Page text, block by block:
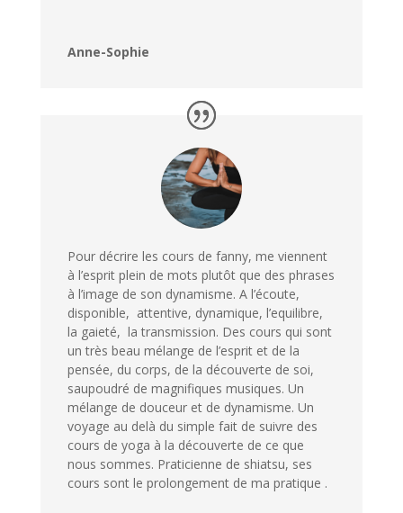
Anne-Sophie
Pour décrire les cours de fanny, me viennent
à l’esprit plein de mots plutôt que des phrases
à l’image de son dynamisme. A l’écoute,
disponible, attentive, dynamique, l’equilibre,
la gaieté, la transmission. Des cours qui sont
un très beau mélange de l’esprit et de la
pensée, du corps, de la découverte de soi,
saupoudré de magnifiques musiques. Un
mélange de douceur et de dynamisme. Un
voyage au delà du simple fait de suivre des
cours de yoga à la découverte de ce que
nous sommes. Praticienne de shiatsu, ses
cours sont le prolongement de ma pratique .